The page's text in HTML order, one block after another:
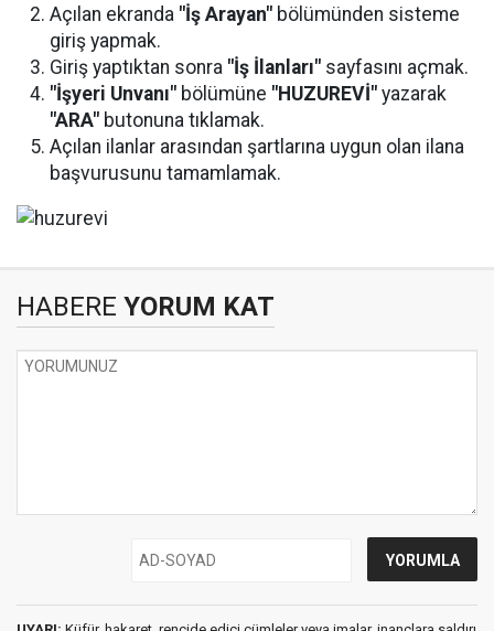
Açılan ekranda "İş Arayan" bölümünden sisteme
giriş yapmak.
Giriş yaptıktan sonra "İş İlanları" sayfasını açmak.
"İşyeri Unvanı" bölümüne "HUZUREVİ" yazarak
"ARA" butonuna tıklamak.
Açılan ilanlar arasından şartlarına uygun olan ilana
başvurusunu tamamlamak.
HABERE YORUM KAT